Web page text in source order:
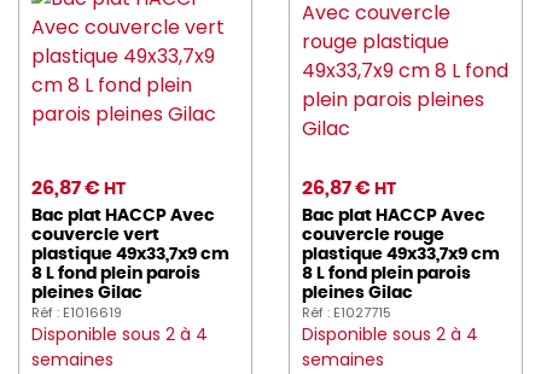
26,87 € HT
Bac plat HACCP Avec
couvercle vert
plastique 49x33,7x9 cm
8 L fond plein parois
pleines Gilac
Réf : E1016619
Disponible sous 2 à 4
semaines
26,87 € HT
Bac plat HACCP Avec
couvercle rouge
plastique 49x33,7x9 cm
8 L fond plein parois
pleines Gilac
Réf : E1027715
Disponible sous 2 à 4
semaines